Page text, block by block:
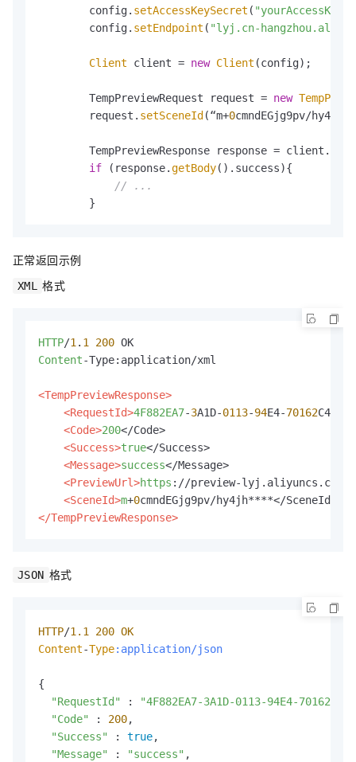
        config.
setAccessKeySecret (
        config.
setEndpoint ( "lyj.cn-
Client client = new Client (config);
        TempPreviewRequest request =
new
        request.
setSceneId(“m+0cmndEGjg9pv/
        TempPreviewResponse response = client.
if (response.getBody().success){
// ...
        }
正常返回示例
XML 格式
HTTP/1 . 1 200
Content-Type:application/xml
<TempPreviewResponse>
<RequestId>4F882EA7-3A1D-0113-94E4-70162
<Code>200</Code>
<Success>true</Success>
<Message>success</Message>
<PreviewUrl>https ://preview-lyj.aliyuncs.com/
<SceneId>m+0
</TempPreviewResponse>
JSON 格式
HTTP/1.1 200 OK
Content-Type:application/json
{
"RequestId"
:
"4F882EA7-3A1D-0113-94E4-
"Code"
: 200,
"Success"
: true,
"Message"
: "success" ,